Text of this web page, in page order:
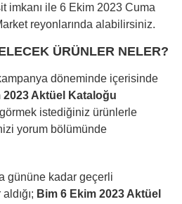
imkanı ile 6 Ekim 2023 Cuma
reyonlarında alabilirsiniz.
ÜRÜNLER NELER?
döneminde içerisinde
2023 Aktüel Kataloğu
istediğiniz ürünlerle
yorum bölümünde
gününe kadar geçerli
Bim 6 Ekim 2023 Aktüel